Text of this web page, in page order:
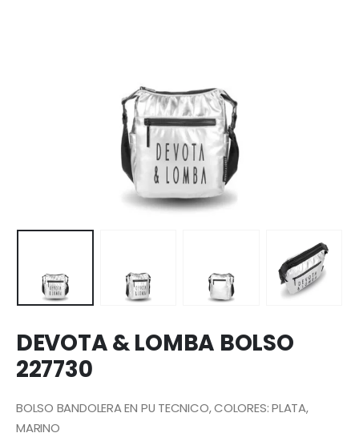
DEVOTA & LOMBA BOLSO
227730
BOLSO BANDOLERA EN PU TECNICO, COLORES: PLATA,
MARINO